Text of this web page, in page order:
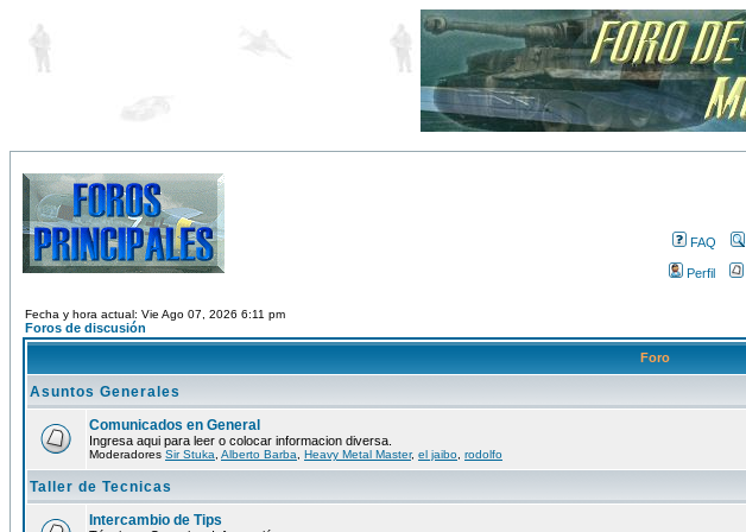
FAQ
Perfil
Fecha y hora actual: Vie Ago 07, 2026 6:11 pm
Foros de discusión
Foro
Asuntos Generales
Comunicados en General
Ingresa aqui para leer o colocar informacion diversa.
Moderadores Sir Stuka Alberto Barba Heavy Metal Master, el jaibo rodolfo
Taller de Tecnicas
Intercambio de Tips